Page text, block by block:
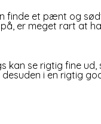
finde et pænt og
er meget rart at
kan se rigtig fine
i en rigtig